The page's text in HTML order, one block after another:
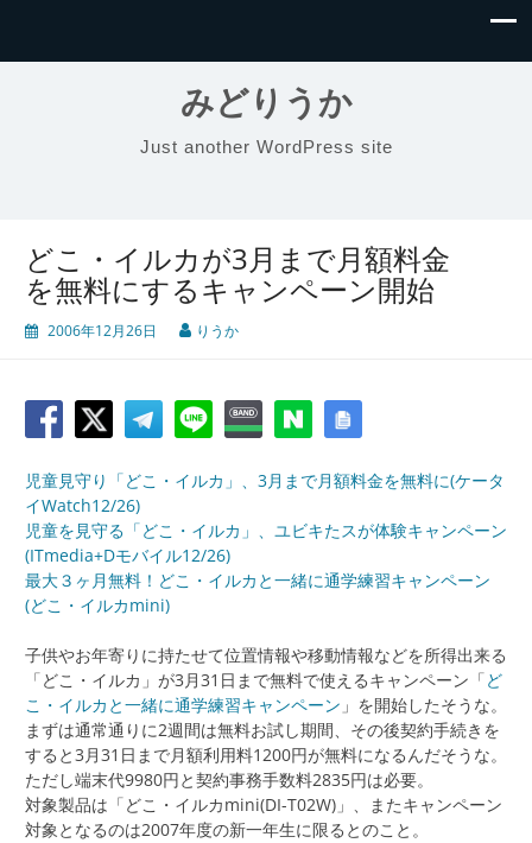
みどりうか
Just another WordPress site
どこ・イルカが3月まで月額料金
を無料にするキャンペーン開始
2006年12月26日 りうか
児童見守り「どこ・イルカ」、3月まで月額料金を無料に(ケータ
イWatch12/26)
児童を見守る「どこ・イルカ」、ユビキたスが体験キャンペーン
(ITmedia+Dモバイル12/26)
最大３ヶ月無料！どこ・イルカと一緒に通学練習キャンペーン
(どこ・イルカmini)
子供やお年寄りに持たせて位置情報や移動情報などを所得出来る
「どこ・イルカ」が3月31日まで無料で使えるキャンペーン「ど
こ・イルカと一緒に通学練習キャンペーン 」を開始したそうな。
まずは通常通りに2週間は無料お試し期間、その後契約手続きを
すると3月31日まで月額利用料1200円が無料になるんだそうな。
ただし端末代9980円と契約事務手数料2835円は必要。
対象製品は「どこ・イルカmini(DI-T02W)」、またキャンペーン
対象となるのは2007年度の新一年生に限るとのこと。